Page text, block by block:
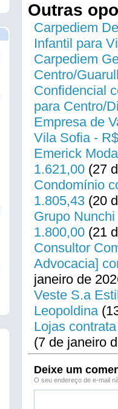
Outras
Carpediem
Infantil para
Carpediem
Centro/
Confidencial
para Centro/
Empresa de
Vila Sofia -
Emerick
1.621,00 (27
Condomínio
1.805,43 (20
Grupo
1.800,00 (21
Consultor
Advocacia]
janeiro de
Veste S.a
Leopoldina
Lojas
(7 de janeiro
Deixe um
O seu endereço de e-mail